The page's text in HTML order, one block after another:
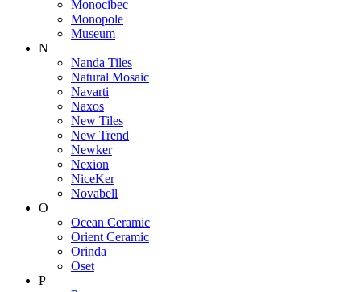
Monocibec
Monopole
Museum
N
Nanda Tiles
Natural Mosaic
Navarti
Naxos
New Tiles
New Trend
Newker
Nexion
NiceKer
Novabell
O
Ocean Ceramic
Orient Ceramic
Orinda
Oset
P